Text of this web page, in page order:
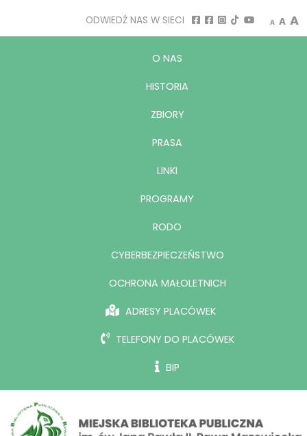
ODWIEDŹ NAS W SIECI A A A
O NAS
HISTORIA
ZBIORY
PRASA
LINKI
PROGRAMY
RODO
CYBERBEZPIECZEŃSTWO
OCHRONA MAŁOLETNICH
ADRESY PLACÓWEK
TELEFONY DO PLACÓWEK
BIP